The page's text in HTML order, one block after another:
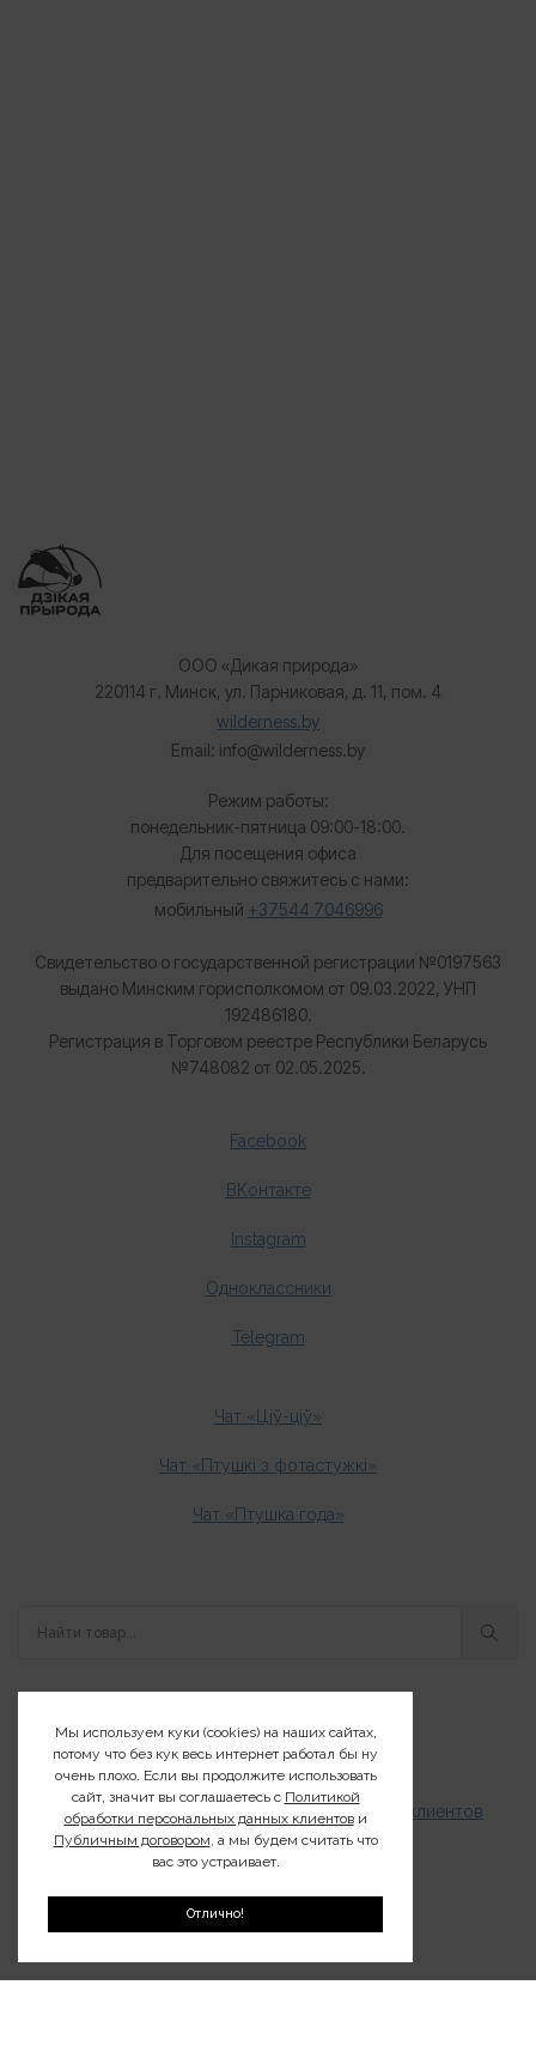
ООО «Дикая природа»
220114 г. Минск, ул. Парниковая, д. 11, пом. 4
wilderness.by
Email: info@wilderness.by
Режим работы:
понедельник-пятница 09:00-18:00.
Для посещения офиса
предварительно свяжитесь с нами:
мобильный +37544 7046996
Свидетельство о государственной регистрации №0197563
выдано Минским горисполкомом от 09.03.2022, УНП
192486180.
Регистрация в Торговом реестре Республики Беларусь
№748082 от 02.05.2025.
Facebook
ВКонтакте
Instagram
Одноклассники
Telegram
Чат «Ціў-ціў»
Чат «Птушкі з фотастужкі»
Чат «Птушка года»
Контакты
Политика обработки персональных данных клиентов
Публичный договор
Оплата и доставка
Мы используем куки (cookies) на наших сайтах,
потому что без кук весь интернет работал бы ну
очень плохо. Если вы продолжите использовать
сайт, значит вы соглашаетесь с Политикой
обработки персональных данных клиентови
Публичным договором, а мы будем считать что
вас это устраивает.
Отлично!